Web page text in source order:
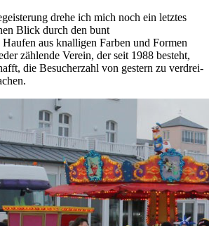
drehe ich mich noch ein letztes
Blick durch den bunt
aus knalligen Farben und Formen
zählende Verein, der seit 1988 besteht,
die Besucherzahl von gestern zu verdrei-